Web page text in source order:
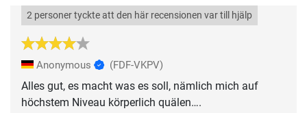
2 personer tyckte att den här recensionen var till hjälp
Anonymous (FDF-VKPV)
Alles gut, es macht was es soll, nämlich mich auf
höchstem Niveau körperlich quälen….